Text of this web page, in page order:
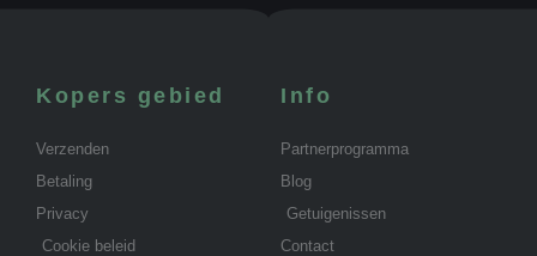
Kopers gebied
Verzenden
Betaling
Privacy
Cookie beleid
Info
Partnerprogramma
Blog
Getuigenissen
Contact